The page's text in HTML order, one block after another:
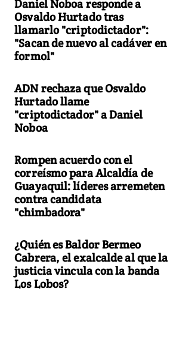
Daniel Noboa responde a
Osvaldo Hurtado tras
llamarlo "criptodictador":
"Sacan de nuevo al cadáver en
formol"
ADN rechaza que Osvaldo
Hurtado llame
"criptodictador" a Daniel
Noboa
Rompen acuerdo con el
correísmo para Alcaldía de
Guayaquil: líderes arremeten
contra candidata
"chimbadora"
¿Quién es Baldor Bermeo
Cabrera, el exalcalde al que la
justicia vincula con la banda
Los Lobos?